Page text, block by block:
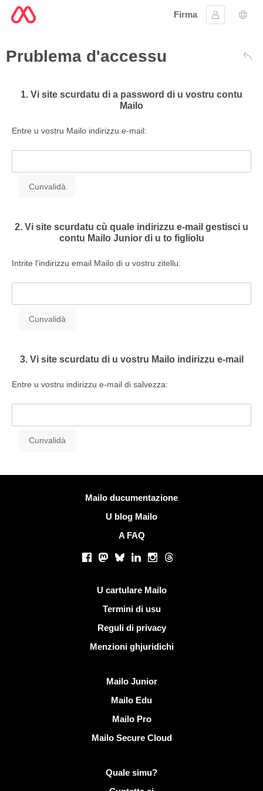
Firma
Firmà lu
Prublema d'accessu
1. Vi site scurdatu di a password di u vostru contu
Mailo
Entre u vostru Mailo indirizzu e-mail:
2. Vi site scurdatu cù quale indirizzu e-mail gestisci u
contu Mailo Junior di u to figliolu
Intrite l'indirizzu email Mailo di u vostru zitellu:
3. Vi site scurdatu di u vostru Mailo indirizzu e-mail
Entre u vostru indirizzu e-mail di salvezza:
Mailo ducumentazione
U blog Mailo
A FAQ
Facebook
Mastodon
BlueskyLinkedInInstagram
Threads
U cartulare Mailo
Termini di usu
Reguli di privacy
Menzioni ghjuridichi
Mailo Junior
Mailo Edu
Mailo Pro
Mailo Secure Cloud
Più infurmazione nantu à Mailo
Quale simu?